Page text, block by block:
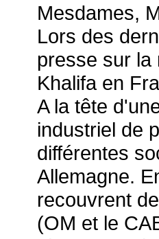
Mesdames,
Lors des
presse sur la
Khalifa en
A la tête
industriel de
différentes
Allemagne.
recouvrent
(OM et le